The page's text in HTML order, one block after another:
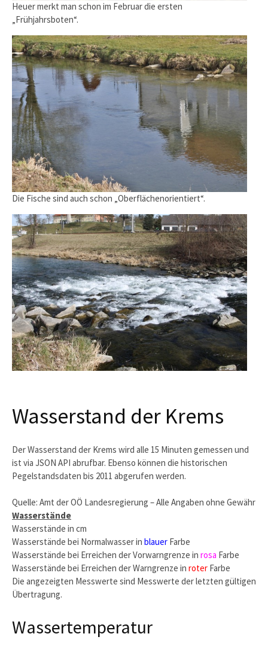
Heuer merkt man schon im Februar die ersten
„Frühjahrsboten“.
Die Fische sind auch schon „Oberflächenorientiert“.
Wasserstand der Krems
Der Wasserstand der Krems wird alle 15 Minuten gemessen und
ist via JSON API abrufbar. Ebenso können die historischen
Pegelstandsdaten bis 2011 abgerufen werden.
Quelle: Amt der OÖ Landesregierung – Alle Angaben ohne Gewähr
Wasserstände
Wasserstände in cm
Wasserstände bei Normalwasser in blauer Farbe
Wasserstände bei Erreichen der Vorwarngrenze in rosa Farbe
Wasserstände bei Erreichen der Warngrenze in roter Farbe
Die angezeigten Messwerte sind Messwerte der letzten gültigen
Übertragung.
Wassertemperatur